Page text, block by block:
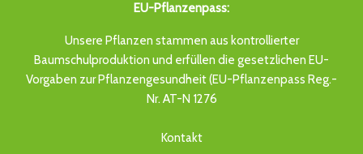
EU-Pflanzenpass:
Unsere Pflanzen stammen aus kontrollierter
Baumschulproduktion und erfüllen die gesetzlichen EU-
Vorgaben zur Pflanzengesundheit (EU-Pflanzenpass Reg.-
Nr. AT-N 1276
Kontakt